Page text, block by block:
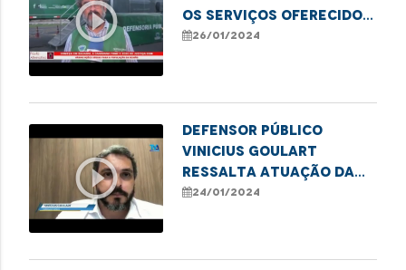
play_circle_outline
os serviços oferecidos
pela Carreta dos
26/01/2024
play_circle_outline
Defensor público
Vinicius Goulart
ressalta atuação da
DPE no combate ao
24/01/2024